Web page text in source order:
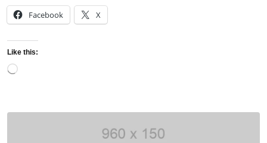
Facebook X
Like this:
Loading…